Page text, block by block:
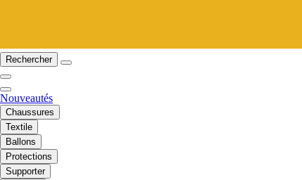
Rechercher
Nouveautés
Chaussures
Textile
Ballons
Protections
Supporter